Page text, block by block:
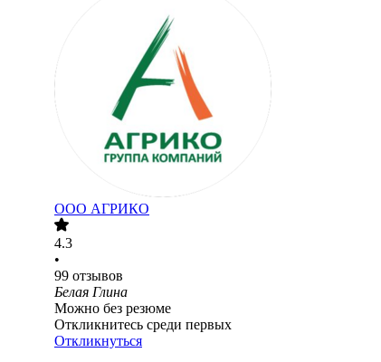
ООО АГРИКО
4.3
•
99 отзывов
Белая Глина
Можно без резюме
Откликнитесь среди первых
Откликнуться